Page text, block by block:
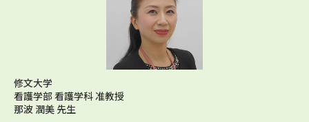
個人情報取扱規定
テレメール進学カタログ
訂正のご案内
修文大学
看護学部 看護学科 准教授
那波 潤美 先生